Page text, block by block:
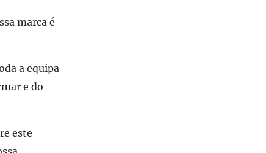
marca é
a equipa
e do
este